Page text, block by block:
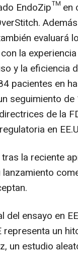
EndoZip™ en
evaluará
la
y la eficiencia
pacientes en
seguimiento de
de la
en
la reciente
ensayo en
representa un
un estudio